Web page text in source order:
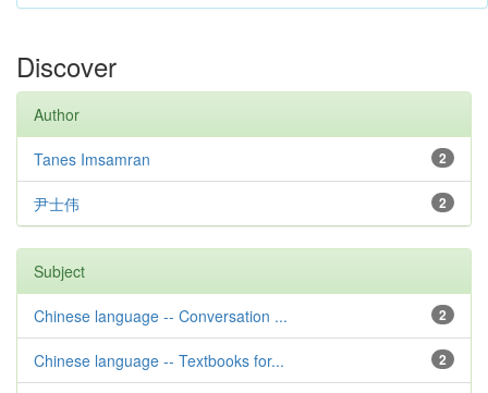
Discover
Author
2
Tanes Imsamran
2
尹士伟
Subject
2
Chinese language -- Conversation ...
2
Chinese language -- Textbooks for...